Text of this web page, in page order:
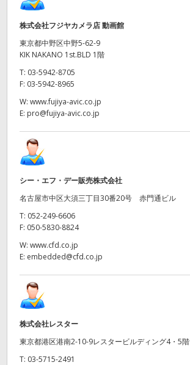
株式会社フジヤカメラ店 動画館
東京都中野区中野5-62-9
KIK NAKANO 1st.BLD 1階
T: 03-5942-8705
F: 03-5942-8965
W: www.fujiya-avic.co.jp
E: pro@fujiya-avic.co.jp
シー・エフ・デー販売株式会社
名古屋市中区大須三丁目30番20号 赤門通ビル
T: 052-249-6606
F: 050-5830-8824
W: www.cfd.co.jp
E: embedded@cfd.co.jp
株式会社レスター
東京都港区港南2-10-9レスタービルディング4・5階
T: 03-5715-2491